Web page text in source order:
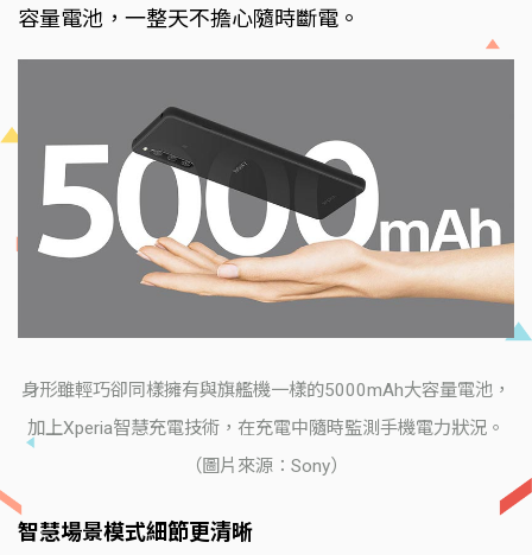
容量電池，一整天不擔心隨時斷電。
身形雖輕巧卻同樣擁有與旗艦機一樣的5000mAh大容量電池，
加上Xperia智慧充電技術，在充電中隨時監測手機電力狀況。
（圖片來源：Sony）
智慧場景模式細節更清晰